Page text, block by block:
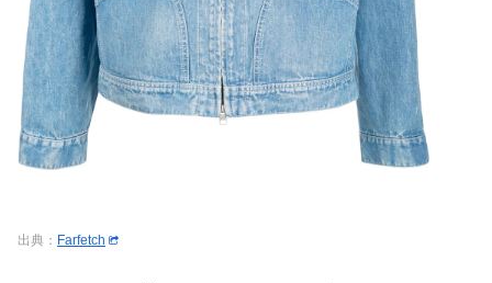
出典： Farfetch